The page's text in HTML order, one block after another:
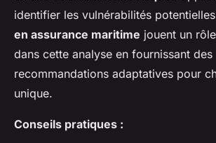
identifier les vulnérabilités
en assurance maritime jouent un
dans cette analyse en fournissant des
recommandations adaptatives pour
unique.
Conseils pratiques :